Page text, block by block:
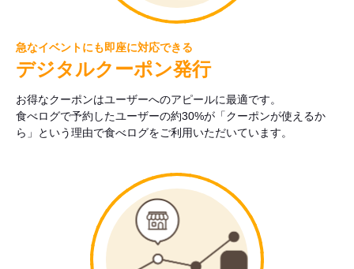
急なイベントにも即座に対応できる
デジタルクーポン発行
お得なクーポンはユーザーへのアピールに最適です。
食べログで予約したユーザーの約30%が「クーポンが使えるか
ら」という理由で食べログをご利用いただいています。